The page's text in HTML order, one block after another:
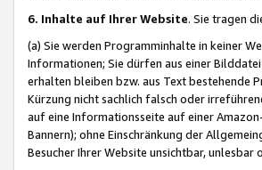
6. Inhalte auf Ihrer Website. Sie tragen
(a) Sie werden Programminhalte in keiner
Informationen; Sie dürfen aus einer
erhalten bleiben bzw. aus Text bestehende
Kürzung nicht sachlich falsch oder
auf eine Informationsseite auf einer
Bannern); ohne Einschränkung der
Besucher Ihrer Website unsichtbar,